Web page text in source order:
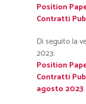
Position
Contratti
Di seguito la
2023:
Position
Contratti
agosto 2023